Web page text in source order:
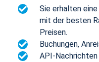
Sie erhalten
mit der besten
Preisen.
Buchungen,
API-Nachrichten